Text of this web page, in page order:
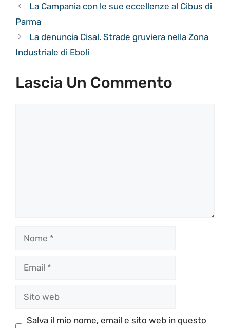
La Campania con le sue eccellenze al Cibus di
Parma
La denuncia Cisal. Strade gruviera nella Zona
Industriale di Eboli
Lascia Un Commento
web
Salva il mio nome, email e sito web in questo